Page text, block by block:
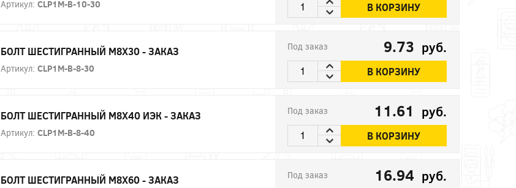
Артикул: CLP1M-B-10-30 В КОРЗИНУ
БОЛТ ШЕСТИГРАННЫЙ М8Х30 - ЗАКАЗ
Артикул: CLP1M-B-8-30
Под заказ 9.73 руб.
В КОРЗИНУ
БОЛТ ШЕСТИГРАННЫЙ М8Х40 ИЭК - ЗАКАЗ
Артикул: CLP1M-B-8-40
Под заказ 11.61 руб.
В КОРЗИНУ
БОЛТ ШЕСТИГРАННЫЙ М8Х60 - ЗАКАЗ Под заказ 16.94 руб.